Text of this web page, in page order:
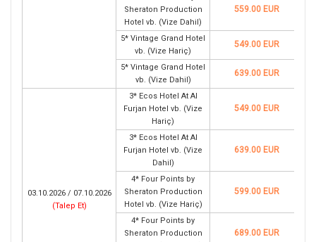
Sheraton Production
Hotel vb. (Vize Dahil)
559.00 EUR
5* Vintage Grand Hotel
vb. (Vize Hariç)
549.00 EUR
5* Vintage Grand Hotel
vb. (Vize Dahil)
639.00 EUR
03.10.2026 / 07.10.2026
(Talep Et)
3* Ecos Hotel At Al
Furjan Hotel vb. (Vize
Hariç)
549.00 EUR
3* Ecos Hotel At Al
Furjan Hotel vb. (Vize
Dahil)
639.00 EUR
4* Four Points by
Sheraton Production
Hotel vb. (Vize Hariç)
599.00 EUR
4* Four Points by
Sheraton Production
689.00 EUR